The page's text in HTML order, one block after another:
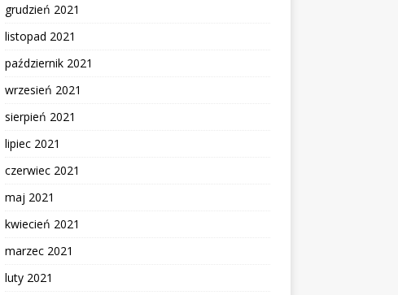
grudzień 2021
listopad 2021
październik 2021
wrzesień 2021
sierpień 2021
lipiec 2021
czerwiec 2021
maj 2021
kwiecień 2021
marzec 2021
luty 2021